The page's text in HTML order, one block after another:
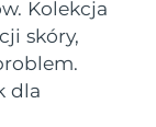
Kolekcja
skóry,
dla